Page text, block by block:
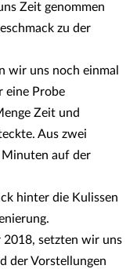
Zeit genommen
zu der
wir uns noch einmal
eine Probe
Zeit und
Aus zwei
auf der
hinter die Kulissen
2018, setzten wir uns
der Vorstellungen